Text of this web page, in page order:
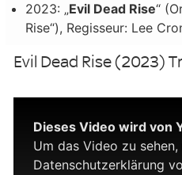
2023: „Evil Dead Rise“
Rise“), Regisseur: Lee
Evil Dead Rise (2023)
Dieses Video wird von
Um das Video zu
Datenschutzerklärung